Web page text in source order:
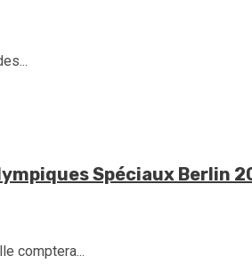
Spéciaux Berlin
comptera...